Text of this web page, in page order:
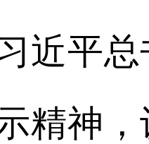
近平
精神